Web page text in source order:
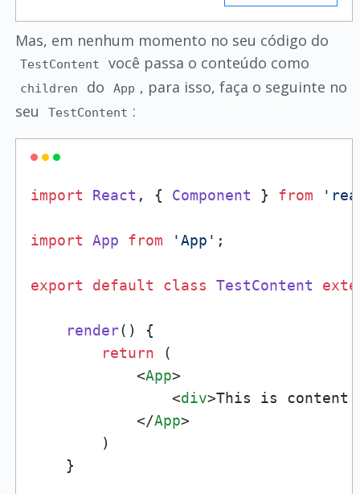
Mas, em nenhum momento no seu código do
TestContent você passa o conteúdo como
children do App , para isso, faça o seguinte no
seu
TestContent :
import React , { Component } from
import App from 'App' ;
export default class TestContent
render( ) {
return (
<App>
<div>This is content
</App>
        )
    }